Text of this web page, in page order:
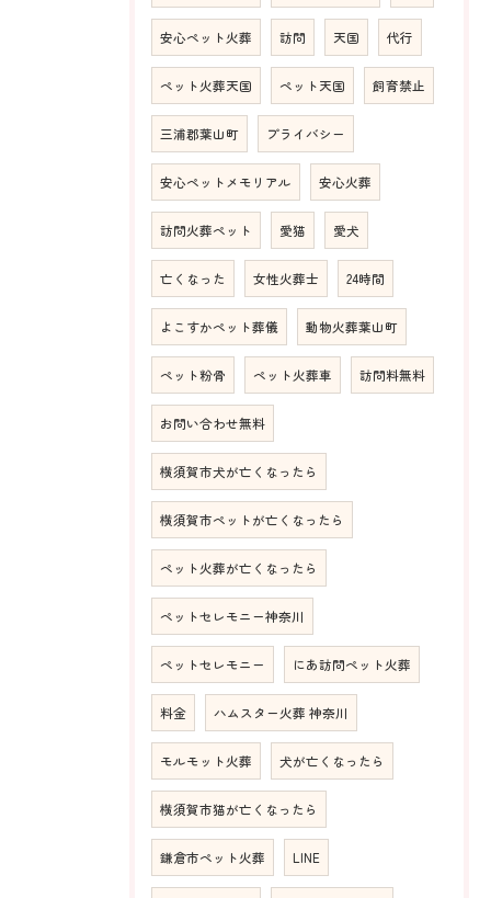
安心ペット火葬 訪問 天国 代行
ペット火葬天国 ペット天国 飼育禁止
三浦郡葉山町 プライバシー
安心ペットメモリアル 安心火葬
訪問火葬ペット 愛猫 愛犬
亡くなった 女性火葬士 24時間
よこすかペット葬儀 動物火葬葉山町
ペット粉骨 ペット火葬車 訪問料無料
お問い合わせ無料
横須賀市犬が亡くなったら
横須賀市ペットが亡くなったら
ペット火葬が亡くなったら
ペットセレモニー神奈川
ペットセレモニー にあ訪問ペット火葬
料金 ハムスター火葬 神奈川
モルモット火葬 犬が亡くなったら
横須賀市猫が亡くなったら
鎌倉市ペット火葬 LINE